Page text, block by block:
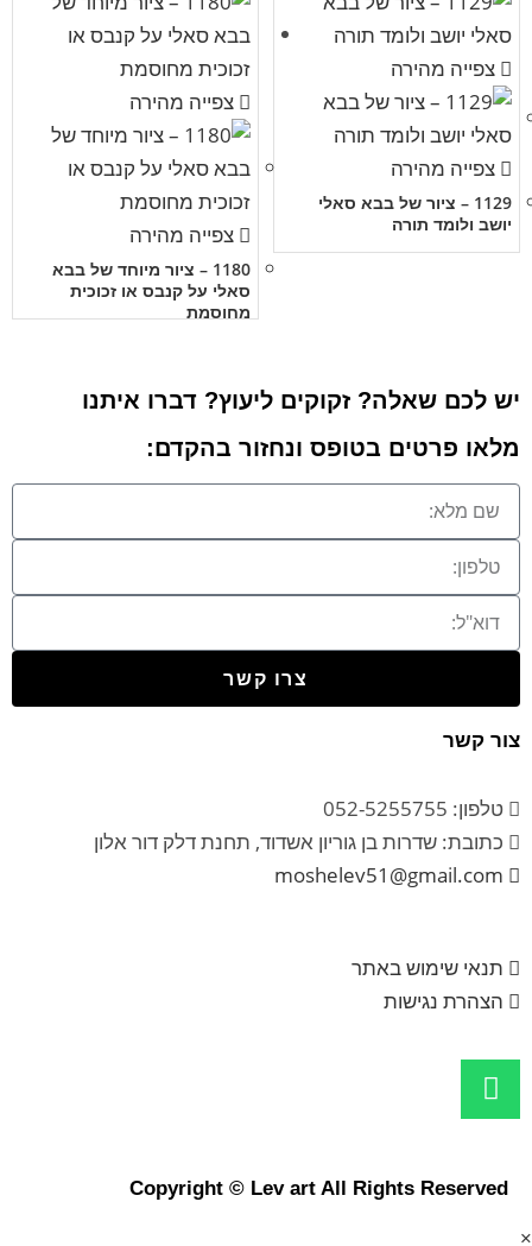
צפייה מהירה
צפייה מהירה
1129 – ציור של בבא סאלי
יושב ולומד תורה
צפייה מהירה
צפייה מהירה
1180 – ציור מיוחד של בבא
סאלי על קנבס או זכוכית
מחוסמת
יש לכם שאלה? זקוקים ליעוץ? דברו איתנו
מלאו פרטים בטופס ונחזור בהקדם:
צרו קשר
צור קשר
טלפון: 052-5255755
כתובת: שדרות בן גוריון אשדוד, תחנת דלק דור אלון
moshelev51@gmail.com
תנאי שימוש באתר
הצהרת נגישות
Copyright © Lev art All Rights Reserved
×